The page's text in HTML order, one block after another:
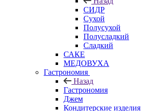
СИДР
Сухой
Полусухой
Полусладкий
Сладкий
САКЕ
МЕДОВУХА
Гастрономия
Назад
Гастрономия
Джем
Кондитерские изделия